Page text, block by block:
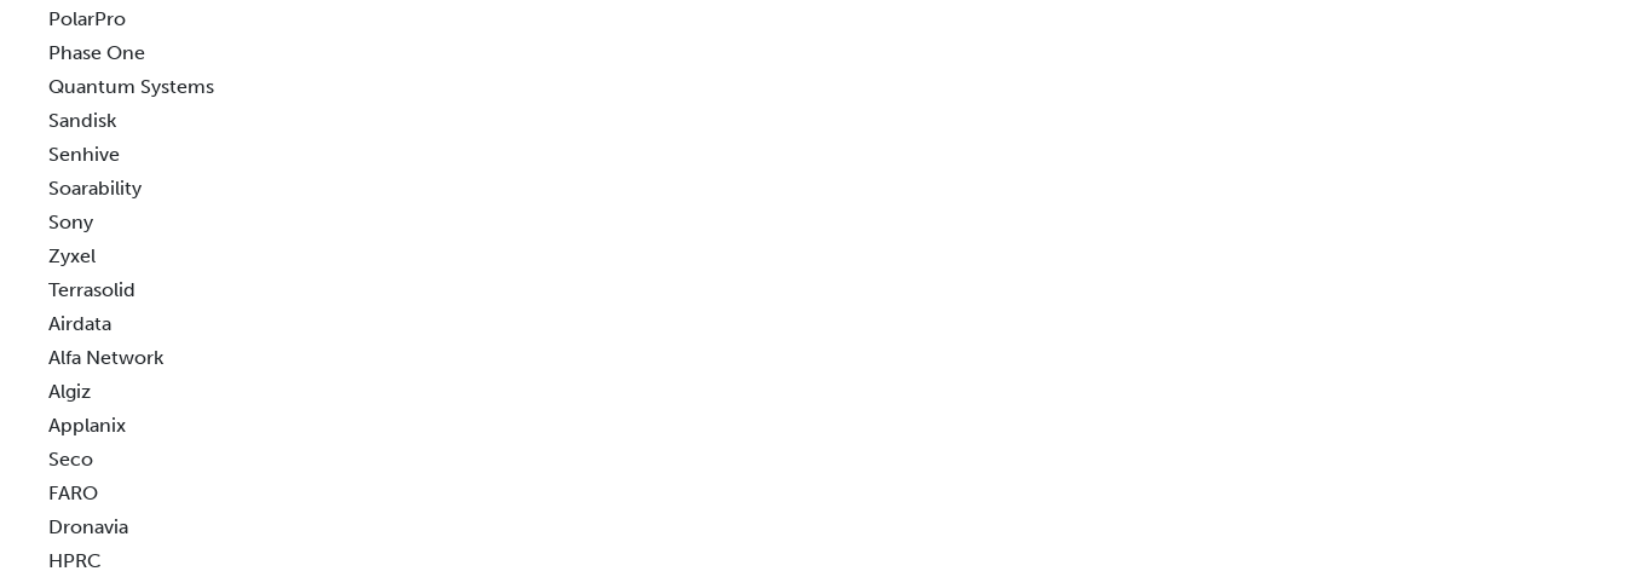
PolarPro
Phase One
Quantum Systems
Sandisk
Senhive
Soarability
Sony
Zyxel
Terrasolid
Airdata
Alfa Network
Algiz
Applanix
Seco
FARO
Dronavia
HPRC